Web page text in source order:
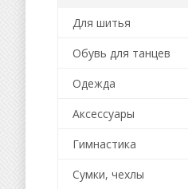
Для шитья
Обувь для танцев
Одежда
Аксессуары
Гимнастика
Сумки, чехлы